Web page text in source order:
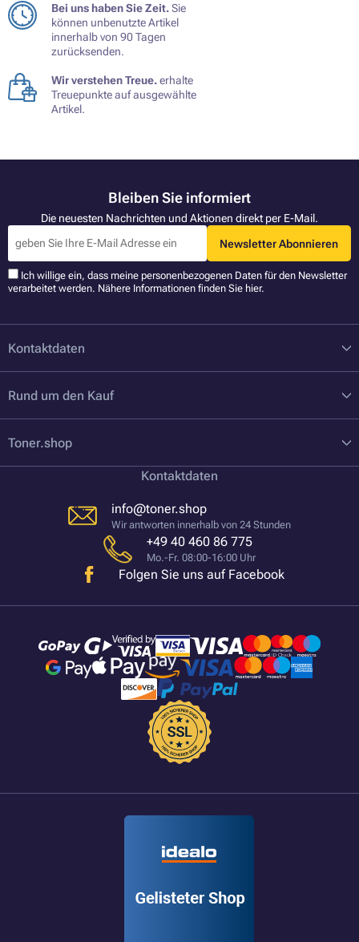
Bei uns haben Sie Zeit.Sie
können unbenutzte Artikel
innerhalb von 90 Tagen
zurücksenden.
Wir verstehen Treue.erhalte
Treuepunkte auf ausgewählte
Artikel.
Bleiben Sie informiert
Die neuesten Nachrichten und Aktionen direkt per E-Mail.
Newsletter Abonnieren
Ich willige ein, dass meine personenbezogenen Daten für den Newsletter
verarbeitet werden. Nähere Informationen finden Sie hier.
Kontaktdaten
Rund um den Kauf
Toner.shop
Kontaktdaten
info@toner.shop
Wir antworten innerhalb von 24 Stunden
+49 40 460 86 775
Mo.-Fr. 08:00-16:00 Uhr
Folgen Sie uns auf Facebook